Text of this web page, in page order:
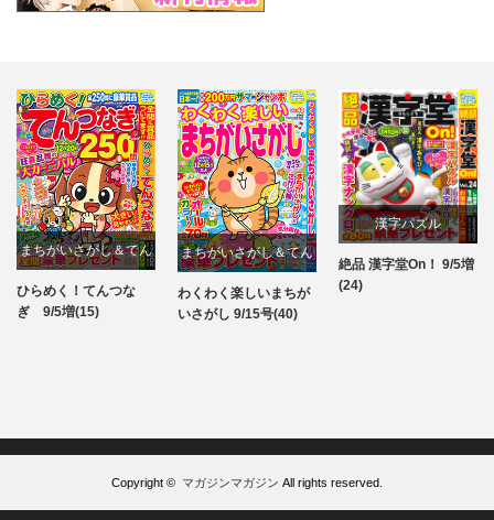
まちがいさがし＆てん
つなぎ
パズル
ひらめく！てんつな
ぎ 9/5増(15)
まちがいさがし＆てん
つなぎ
パズル
わくわく楽しいまちが
いさがし 9/15号(40)
漢字パズル
パズル
絶品 漢字堂On！ 9/5増
(24)
Copyright © マガジンマガジン All rights reserved.